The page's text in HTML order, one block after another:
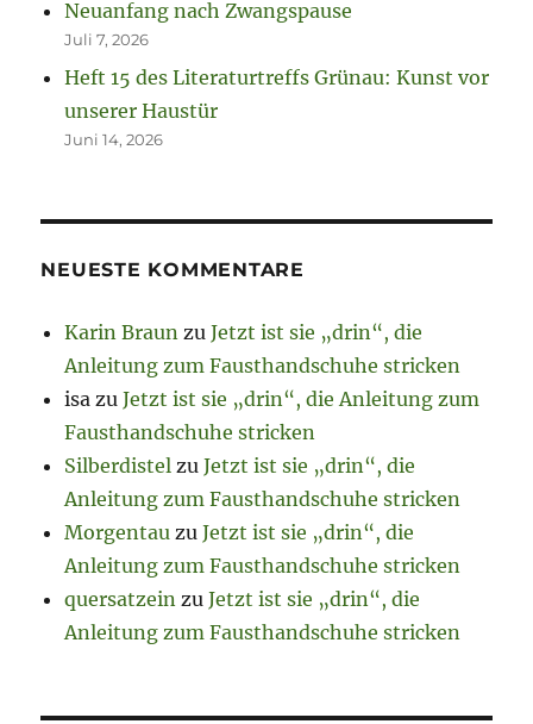
Neuanfang nach Zwangspause
Juli 7, 2026
Heft 15 des Literaturtreffs Grünau: Kunst vor
unserer Haustür
Juni 14, 2026
NEUESTE KOMMENTARE
Karin Braun zuJetzt ist sie „drin“, die
Anleitung zum Fausthandschuhe stricken
isa zuJetzt ist sie „drin“, die Anleitung zum
Fausthandschuhe stricken
Silberdistel zuJetzt ist sie „drin“, die
Anleitung zum Fausthandschuhe stricken
Morgentau zuJetzt ist sie „drin“, die
Anleitung zum Fausthandschuhe stricken
quersatzein zuJetzt ist sie „drin“, die
Anleitung zum Fausthandschuhe stricken